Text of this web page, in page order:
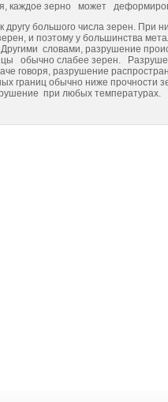
каждое зерно может
другу большого числа зерен. При
и поэтому у боль­шинства
словами, разрушение
обычно слабее зерен.
говоря, разрушение
границ обычно ниже прочности
при любых температурах.